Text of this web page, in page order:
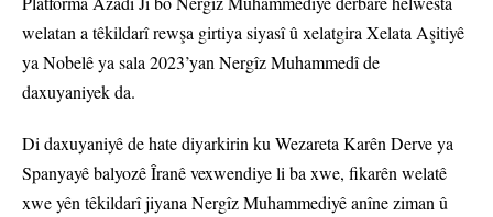
welatan a têkildarî rewşa girtiya siyasî û xelatgira Xelata Aşitiyê
ya Nobelê ya sala 2023’yan Nergîz Muhammedî de
daxuyaniyek da.
Di daxuyaniyê de hate diyarkirin ku Wezareta Karên Derve ya
Spanyayê balyozê Îranê vexwendiye li ba xwe, fikarên welatê
xwe yên têkildarî jiyana Nergîz Muhammediyê anîne ziman û